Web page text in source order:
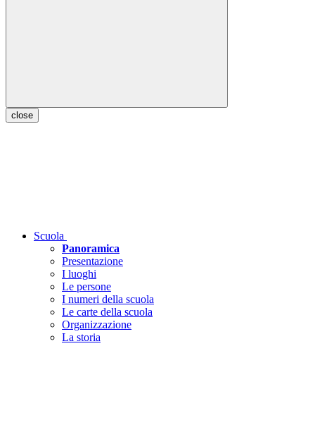
close
Scuola
Panoramica
Presentazione
I luoghi
Le persone
I numeri della scuola
Le carte della scuola
Organizzazione
La storia